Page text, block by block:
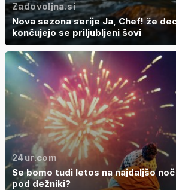
Zadovoljna.si
Nova sezona serije Ja, Chef! že
končujejo se priljubljeni šovi
24ur.com
Se bomo tudi letos na najdaljšo
pod dežniki?